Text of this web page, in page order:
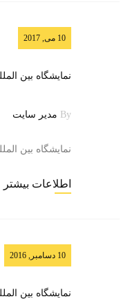
10 می, 2017
نمایشگاه بین
By مدیر سایت
نمایشگاه بین
اطلاعات بیشتر
10 دسامبر, 2016
نمایشگاه بین